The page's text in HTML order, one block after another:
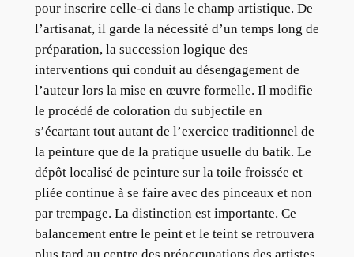
pour inscrire celle-ci dans le champ artistique. De
l’artisanat, il garde la nécessité d’un temps long de
préparation, la succession logique des
interventions qui conduit au désengagement de
l’auteur lors la mise en œuvre formelle. Il modifie
le procédé de coloration du subjectile en
s’écartant tout autant de l’exercice traditionnel de
la peinture que de la pratique usuelle du batik. Le
dépôt localisé de peinture sur la toile froissée et
pliée continue à se faire avec des pinceaux et non
par trempage. La distinction est importante. Ce
balancement entre le peint et le teint se retrouvera